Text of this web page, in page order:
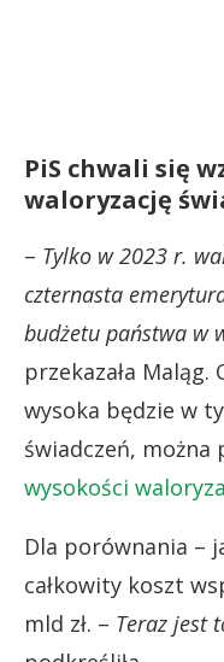
PiS chwali się
waloryzację
– Tylko w 2023 r.
czternasta
budżetu państwa w
przekazała
wysoka będzie w
świadczeń,
wysokości
Dla porównania –
całkowity koszt
mld zł. – Teraz jest